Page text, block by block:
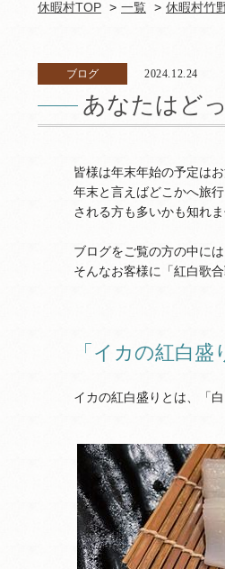
休暇村TOP 一覧 休暇村竹
ブログ 2024.12.24
あなたはど
皆様は年末年始の予定は
年末と言えばどこかへ旅
される方も多いかも知れま
ブログをご覧の方の中に
そんなお客様に「紅白歌
「イカの紅白盛
イカの紅白盛りとは、「